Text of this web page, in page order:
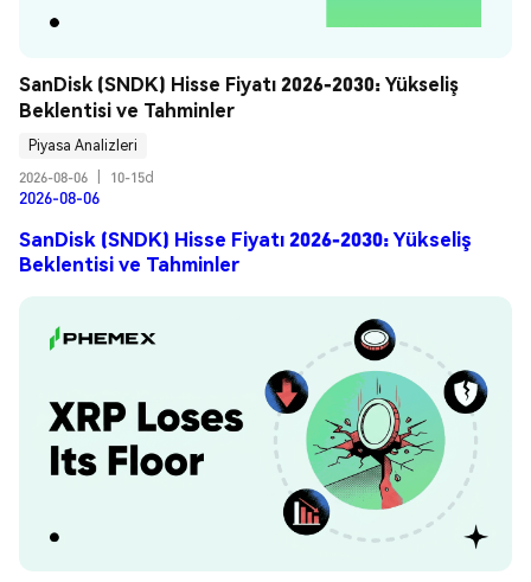
SanDisk (SNDK) Hisse Fiyatı 2026-2030: Yükseliş
Beklentisi ve Tahminler
Piyasa Analizleri
2026-08-06
10-15d
2026-08-06
SanDisk (SNDK) Hisse Fiyatı 2026-2030: Yükseliş
Beklentisi ve Tahminler